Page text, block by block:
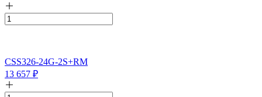
CSS326-24G-2S+RM
13 657 ₽